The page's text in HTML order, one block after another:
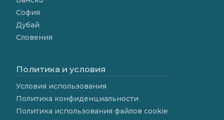
София
Дубай
Словения
Политика и условия
Условия использования
Политика конфиденциальности
Политика использования файлов cookie